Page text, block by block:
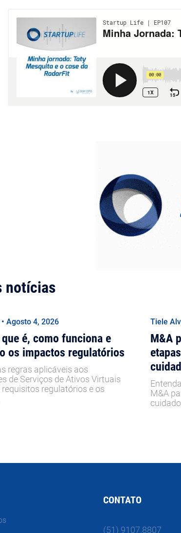
notícias
Agosto 4, 2026
é, como funciona e
os impactos regulatórios
regras aplicáveis aos
de Serviços de Ativos Virtuais
requisitos regulatórios e os
Tiele
M&A
M&A
CONTATO
(51) 9107.8807